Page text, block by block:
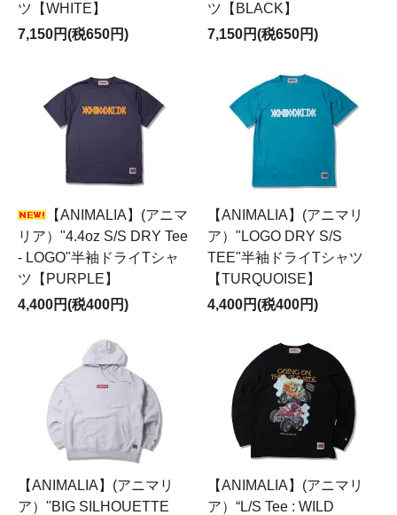
ツ【WHITE】
7,150円(税650円)
ツ【BLACK】
7,150円(税650円)
【ANIMALIA】(アニマ
リア）"4.4oz S/S DRY Tee
- LOGO"半袖ドライTシャ
ツ【PURPLE】
4,400円(税400円)
【ANIMALIA】(アニマリ
ア）"LOGO DRY S/S
TEE"半袖ドライTシャツ
【TURQUOISE】
4,400円(税400円)
【ANIMALIA】(アニマリ
ア）"BIG SILHOUETTE
【ANIMALIA】(アニマリ
ア）“L/S Tee : WILD